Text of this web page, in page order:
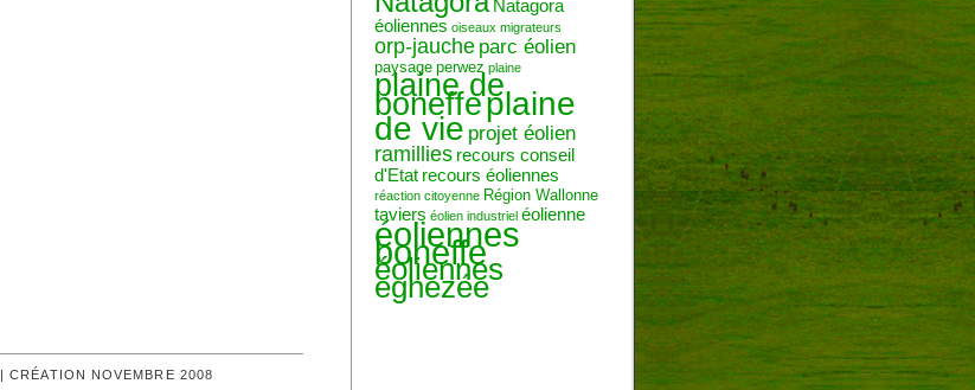
Natagora
éoliennes oiseaux migrateurs
orp-jauche parc éolien
paysage perwez plaine
plaine de
boneffeplaine
de vie projet éolien
ramillies recours conseil
d'Etat recours éoliennes
réaction citoyenne Région Wallonne
taviers éolien industriel éolienne
éoliennes
boneffe
éoliennes
eghezée
| CRÉATION NOVEMBRE 2008